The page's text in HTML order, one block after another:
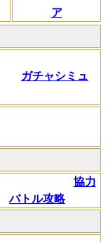
ア
ガチャシミュ
協力
バトル攻略